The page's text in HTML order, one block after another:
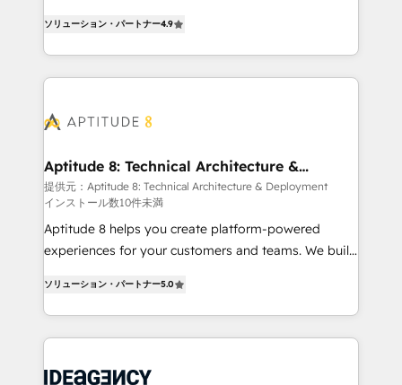
HubSpot dans votre organisation. Pour toute
question technique ou besoin de structuration de
votre projet HubSpot, contactez notre équipe pour
l'intégration CRM et le développement des revenus
auprès de vos comptes existants. En France et à
l'international, nous travaillons avec des ETI
delà d’une simple transformation digitale et des
➤ L’intégration de CRM et de méthodologie RevOps
pour aligner les équipes marketing, commerciales et
support client (data migration, synchronisation API,
audit et maintenance) ➤ La création de sites internet
de conversion qui transforment les visiteurs en
stratégies d'acquisition marketing (SEO, SEA,
inbound, automatisation marketing, ABM, IA,
emailing) Informations clés : - 10 ans d'expérience -
experts conseil - 150 certifications HubSpot
ソリューション・パートナー4.9
Aptitude 8: Technical Architecture &
Deployment
提供元：Aptitude 8: Technical Architecture & Deployment
インストール数10件未満
Aptitude 8 helps you create platform-powered
experiences for your customers and teams. We build
across your entire tech stack. Aptitude 8 is trusted
by top brands such as Lenovo, Bluetooth,
International Sports Sciences Association, SXSW,
Randstad, Uber Freight, and HubSpot itself. We have
ソリューション・パートナー5.0